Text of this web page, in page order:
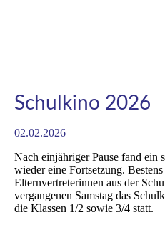
Schulkino 2026
02.02.2026
Nach einjähriger Pause fand ein
wieder eine Fortsetzung.
Elternvertreterinnen aus der
vergangenen Samstag das
die Klassen 1/2 sowie 3/4 statt.